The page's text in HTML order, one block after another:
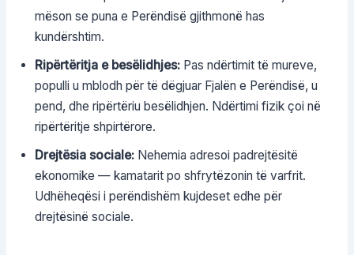
mëson se puna e Perëndisë gjithmonë has
kundërshtim.
Ripërtëritja e besëlidhjes:Pas ndërtimit të mureve,
populli u mblodh për të dëgjuar Fjalën e Perëndisë, u
pend, dhe ripërtëriu besëlidhjen. Ndërtimi fizik çoi në
ripërtëritje shpirtërore.
Drejtësia sociale:Nehemia adresoi padrejtësitë
ekonomike — kamatarit po shfrytëzonin të varfrit.
Udhëheqësi i perëndishëm kujdeset edhe për
drejtësinë sociale.